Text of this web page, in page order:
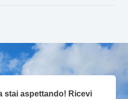
stai aspettando! Ricevi